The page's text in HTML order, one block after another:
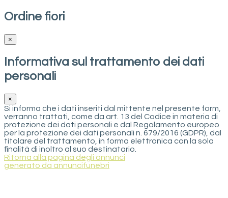
Ordine fiori
×
Informativa sul trattamento dei dati
personali
×
Si informa che i dati inseriti dal mittente nel presente form,
verranno trattati, come da art. 13 del Codice in materia di
protezione dei dati personali e dal Regolamento europeo
per la protezione dei dati personali n. 679/2016 (GDPR), dal
titolare del trattamento, in forma elettronica con la sola
finalità di inoltro al suo destinatario.
Ritorna alla pagina degli annunci
generato da annuncifunebri